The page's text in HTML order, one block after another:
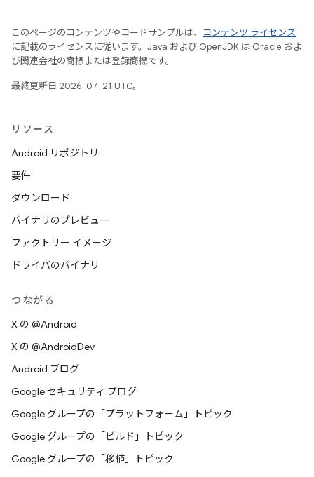
このページのコンテンツやコードサンプルは、
コンテンツ ライセンス
に記載のライセンスに従います。Java および OpenJDK は Oracle およ
び関連会社の商標または登録商標です。
最終更新日 2026-07-21 UTC。
リソース
Android リポジトリ
要件
ダウンロード
バイナリのプレビュー
ファクトリー イメージ
ドライバのバイナリ
つながる
X の @Android
X の @AndroidDev
Android ブログ
Google セキュリティ ブログ
Google グループの「プラットフォーム」トピック
Google グループの「ビルド」トピック
Google グループの「移植」トピック